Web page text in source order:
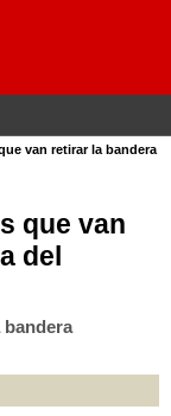
van retirar la bandera
que van
del